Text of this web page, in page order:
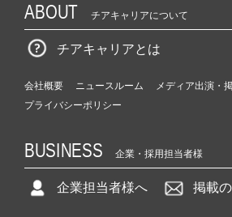
ABOUT チアキャリアについて
チアキャリアとは
会社概要 ニュースルーム
メディア出演・
プライバシーポリシー
BUSINESS 企業・採用担当者様
企業担当者様へ 掲載